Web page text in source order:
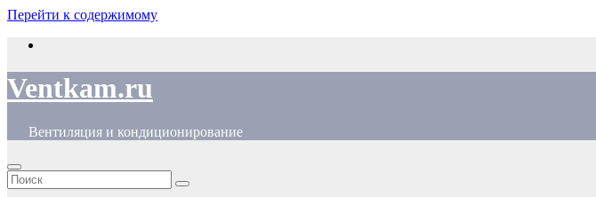
Перейти к содержимому
Ventkam.ru
Вентиляция и кондиционирование